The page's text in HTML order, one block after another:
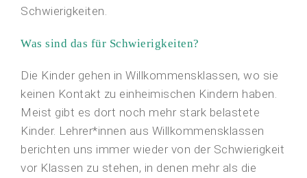
Schwierigkeiten.
Was sind das für Schwierigkeiten?
Die Kinder gehen in Willkommensklassen, wo sie
keinen Kontakt zu einheimischen Kindern haben.
Meist gibt es dort noch mehr stark belastete
Kinder. Lehrer*innen aus Willkommensklassen
berichten uns immer wieder von der Schwierigkeit
vor Klassen zu stehen, in denen mehr als die